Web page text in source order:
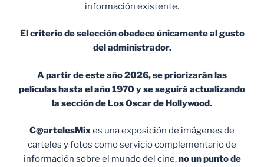
información existente.
El criterio de selección obedece únicamente al gusto
del administrador.
A partir de este año 2026, se priorizarán las
películas hasta el año 1970 y se seguirá actualizando
la sección de Los Oscar de Hollywood.
C@artelesMixes una exposición de imágenes de
carteles y fotos como servicio complementario de
información sobre el mundo del cine,no un punto de